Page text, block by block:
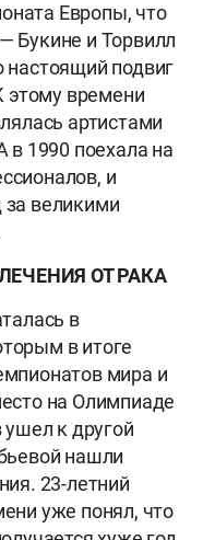
Европы, что
Букине и Торвилл
подвиг
этому времени
артистами
в 1990 поехала на
и
великими
ОТ РАКА
в
в итоге
мира и
на Олимпиаде
ушел к другой
нашли
23-летний
уже понял, что